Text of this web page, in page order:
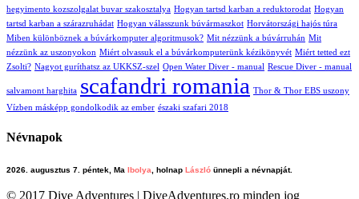
hegyimento kozszolgalat buvar szakosztalya Hogyan tartsd karban a reduktorodat Hogyan
tartsd karban a szárazruhádat Hogyan válasszunk búvármaszkot Horvátországi hajós túra
Miben különböznek a búvárkomputer algoritmusok? Mit nézzünk a búvárruhán Mit
nézzünk az uszonyokon Miért olvassuk el a búvárkomputerünk kézikönyvét Miért tetted ezt
Zsolti? Nagyot guríthatsz az UKKSZ-szel Open Water Diver - manual Rescue Diver - manual
salvamont harghita scafandri romania Thor & Thor EBS uszony
Vízben másképp gondolkodik az ember északi szafari 2018
Névnapok
2026. augusztus 7. péntek, Ma Ibolya , holnap László ünnepli a névnapját.
© 2017 Dive Adventures | DiveAdventures.ro minden jog